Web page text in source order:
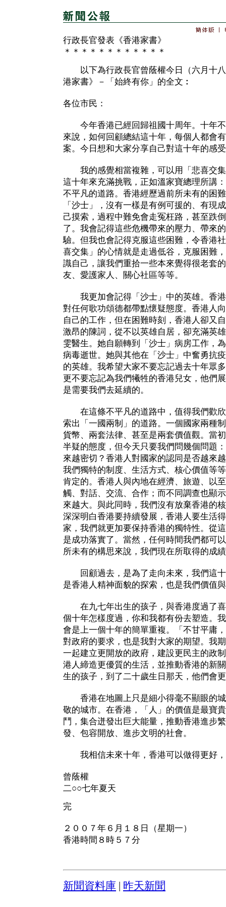
行政長官發表《香港家書》
＊＊＊＊＊＊＊＊＊＊＊＊
以下為行政長官曾蔭權今日（六月十八
港家書》－「始終有你」的全文︰
各位市民：
今年香港已經回歸祖國十周年。十年不
來說，如何回顧總結這十年，每個人都會
案。今日想和大家分享自己對這十年的感
我的感覺相當複雜，可以用「悲喜交集
這十年來充滿挑戰，正如溫家寶總理所講
不平凡的道路。香港經歷過前所未有的困
「沙士」，沒有一樣是有例可援的、有現
己摸索，過程中難免會走冤枉路，甚至跌
了。我會記得這些危機帶來的壓力、帶來
驗。但我也會記得克服這些困難，令香港
喜交集」的心情就是走過低谷，克服困難
識自己，讓我們重拾一些本來覺得很老套
友、愛護家人、關心社區等等。
我更加會記得「沙士」中的英雄。香港
對任何歌功頌德都帶點懷疑態度。香港人
自己的工作，但在困難時刻，香港人卻又
激昂的陳詞，從不以英雄自居，卻充滿英
雯醫生。她自願轉到「沙士」病房工作，
病毒逝世。她與其他在「沙士」中奮勇抗
的英雄。我希望大家不要忘記過去十年眾
更不要忘記為我們犧牲的香港兒女，他們
是需要我們去延續的。
在這條不平凡的道路中，值得我們歡欣
索出「一國兩制」的道路。一個國家兩種
貨幣、兩套法律、甚至是兩套價值觀。當
半疑的態度，但今天只要我們問幾個問題
來越密切？香港人對國家的認同是否越來
我們獨特的制度、生活方式、核心價值等
肯定的。香港人與內地在經濟、旅遊、以
觸、對話、交流、合作；而不同調查也顯
來越大。與此同時，我們沒有放棄香港的
深深明白香港要持續發展，香港人要生活
家，我們就更加要保持香港的獨特性。從
是成功落實了。當然，任何時間我們都可
所未有的構思來說，我們現在所取得的成
回顧過去，是為了走向未來，我們這十
是香港人精神面貌的探索，也是我們價值
在九七年出生的孩子，與香港度過了喜
個十年怎樣度過，你和我都有份去塑造。
會是上一個十年的簡單重複。「不甘平庸
對政府的要求，也是我對大家的期望。我
一起建立更開放的政府，建設更民主的政
港人締造更優質的生活，並推動香港的新
生的孩子，到了二十歲生日那天，他們會
香港在地圖上只是細小得毫不顯眼的城
敬的城市。在香港，「人」的價值是最寶
鬥，集合迸發出巨大能量，推動香港進步
發、包容開放、進步文明的社會。
我相信未來十年，香港可以做得更好，
曾蔭權
二○○七年夏天
完
２００７年６月１８日（星期一）
香港時間８時５７分
新聞資料庫 昨天新聞